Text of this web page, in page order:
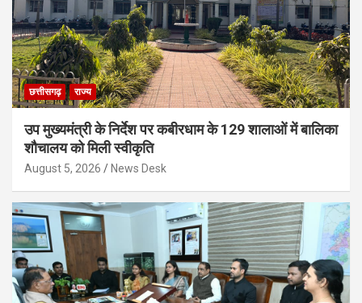
छत्तीसगढ़ राज्य
उप मुख्यमंत्री के निर्देश पर कबीरधाम के 129 शालाओं में बालिका
शौचालय को मिली स्वीकृति
August 5, 2026 News Desk